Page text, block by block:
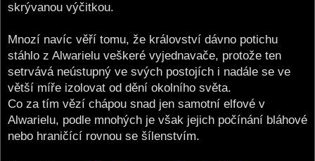
skrývanou výčitkou.
Mnozí navíc věří tomu, že království dávno potichu
stáhlo z Alwarielu veškeré vyjednavače, protože ten
setrvává neústupný ve svých postojích i nadále se ve
větší míře izolovat od dění okolního světa.
Co za tím vězí chápou snad jen samotní elfové v
Alwarielu, podle mnohých je však jejich počínání bláhové
nebo hraničící rovnou se šílenstvím.